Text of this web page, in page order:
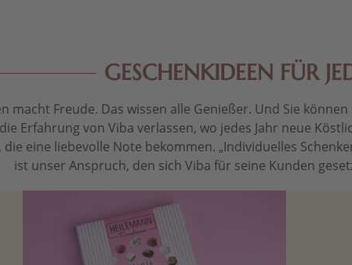
GESCHENKIDEEN FÜR
macht Freude. Das wissen alle Genießer. Und Sie
Erfahrung von Viba verlassen, wo jedes Jahr neue
die eine liebevolle Note bekommen. „Individuelles
ist unser Anspruch, den sich Viba für seine Kunden